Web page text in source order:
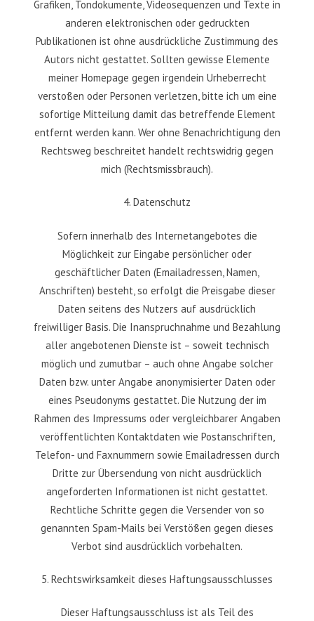
Grafiken, Tondokumente, Videosequenzen und Texte in
anderen elektronischen oder gedruckten
Publikationen ist ohne ausdrückliche Zustimmung des
Autors nicht gestattet. Sollten gewisse Elemente
meiner Homepage gegen irgendein Urheberrecht
verstoßen oder Personen verletzen, bitte ich um eine
sofortige Mitteilung damit das betreffende Element
entfernt werden kann. Wer ohne Benachrichtigung den
Rechtsweg beschreitet handelt rechtswidrig gegen
mich (Rechtsmissbrauch).
4. Datenschutz
Sofern innerhalb des Internetangebotes die
Möglichkeit zur Eingabe persönlicher oder
geschäftlicher Daten (Emailadressen, Namen,
Anschriften) besteht, so erfolgt die Preisgabe dieser
Daten seitens des Nutzers auf ausdrücklich
freiwilliger Basis. Die Inanspruchnahme und Bezahlung
aller angebotenen Dienste ist – soweit technisch
möglich und zumutbar – auch ohne Angabe solcher
Daten bzw. unter Angabe anonymisierter Daten oder
eines Pseudonyms gestattet. Die Nutzung der im
Rahmen des Impressums oder vergleichbarer Angaben
veröffentlichten Kontaktdaten wie Postanschriften,
Telefon- und Faxnummern sowie Emailadressen durch
Dritte zur Übersendung von nicht ausdrücklich
angeforderten Informationen ist nicht gestattet.
Rechtliche Schritte gegen die Versender von so
genannten Spam-Mails bei Verstößen gegen dieses
Verbot sind ausdrücklich vorbehalten.
5. Rechtswirksamkeit dieses Haftungsausschlusses
Dieser Haftungsausschluss ist als Teil des